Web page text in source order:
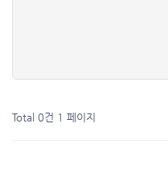
Total 0건 1 페이지